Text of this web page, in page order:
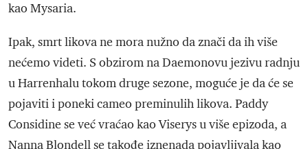
kao Mysaria.
Ipak, smrt likova ne mora nužno da znači da ih više
nećemo videti. S obzirom na Daemonovu jezivu radnju
u Harrenhalu tokom druge sezone, moguće je da će se
pojaviti i poneki cameo preminulih likova. Paddy
Considine se već vraćao kao Viserys u više epizoda, a
Nanna Blondell se takođe iznenada pojavljivala kao